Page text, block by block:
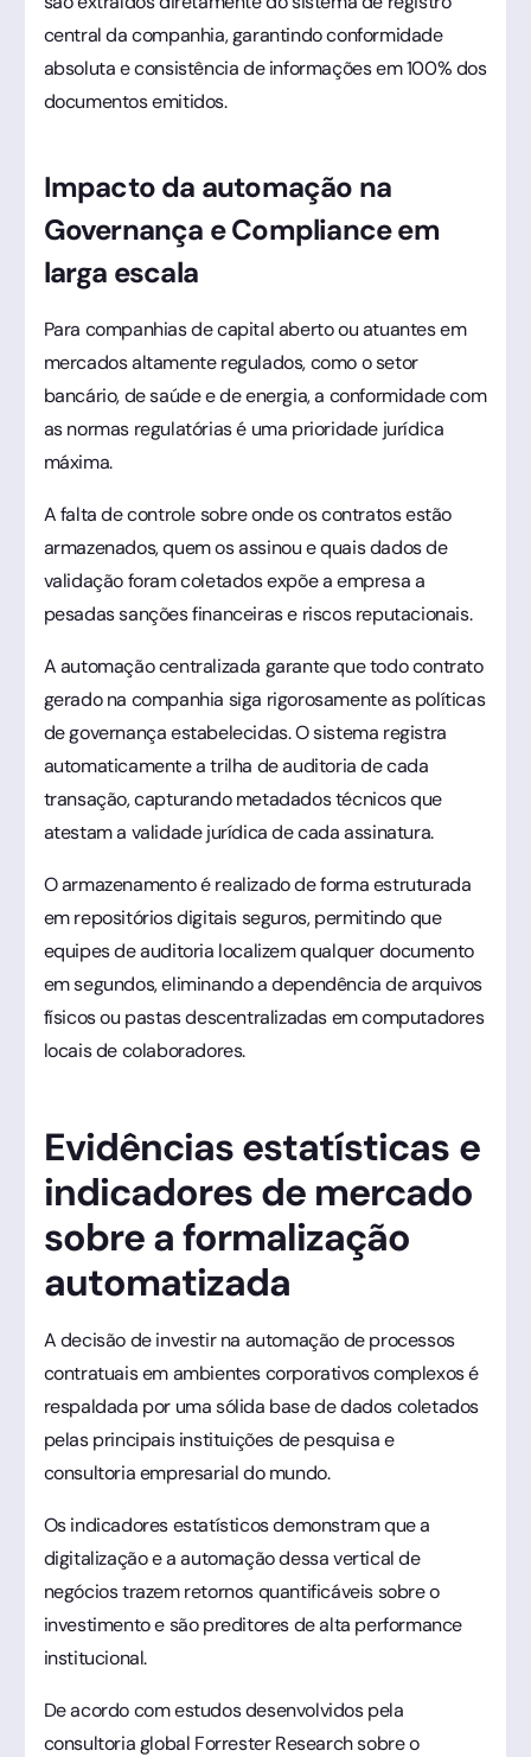
central da companhia, garantindo conformidade
absoluta e consistência de informações em 100% dos
documentos emitidos.
Impacto da automação na
Governança e Compliance em
larga escala
Para companhias de capital aberto ou atuantes em
mercados altamente regulados, como o setor
bancário, de saúde e de energia, a conformidade com
as normas regulatórias é uma prioridade jurídica
máxima.
A falta de controle sobre onde os contratos estão
armazenados, quem os assinou e quais dados de
validação foram coletados expõe a empresa a
pesadas sanções financeiras e riscos reputacionais.
A automação centralizada garante que todo contrato
gerado na companhia siga rigorosamente as políticas
de governança estabelecidas. O sistema registra
automaticamente a trilha de auditoria de cada
transação, capturando metadados técnicos que
atestam a validade jurídica de cada assinatura.
O armazenamento é realizado de forma estruturada
em repositórios digitais seguros, permitindo que
equipes de auditoria localizem qualquer documento
em segundos, eliminando a dependência de arquivos
físicos ou pastas descentralizadas em computadores
locais de colaboradores.
Evidências estatísticas e
indicadores de mercado
sobre a formalização
automatizada
A decisão de investir na automação de processos
contratuais em ambientes corporativos complexos é
respaldada por uma sólida base de dados coletados
pelas principais instituições de pesquisa e
consultoria empresarial do mundo.
Os indicadores estatísticos demonstram que a
digitalização e a automação dessa vertical de
negócios trazem retornos quantificáveis sobre o
investimento e são preditores de alta performance
institucional.
De acordo com estudos desenvolvidos pela
consultoria global Forrester Research sobre o